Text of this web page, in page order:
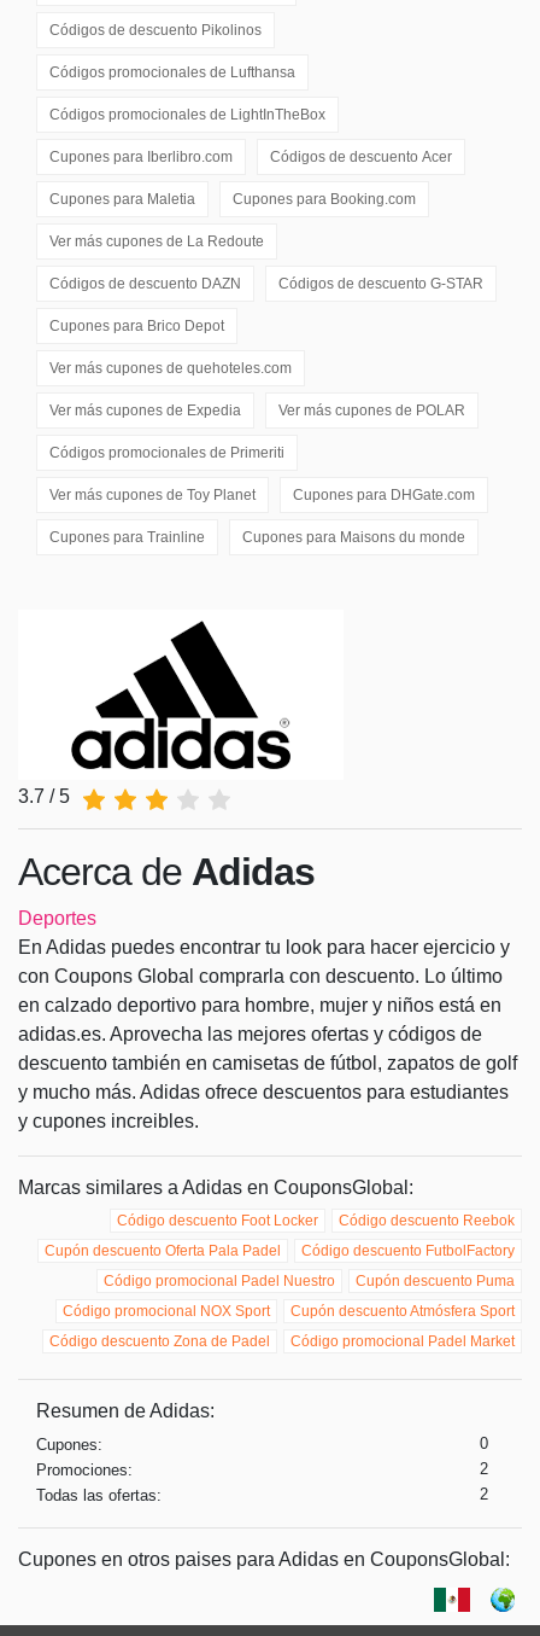
Códigos de descuento Pikolinos
Códigos promocionales de Lufthansa
Códigos promocionales de LightInTheBox
Cupones para Iberlibro.com Códigos de descuento Acer
Cupones para Maletia Cupones para Booking.com
Ver más cupones de La Redoute
Códigos de descuento DAZN Códigos de descuento G-STAR
Cupones para Brico Depot
Ver más cupones de quehoteles.com
Ver más cupones de Expedia Ver más cupones de POLAR
Códigos promocionales de Primeriti
Ver más cupones de Toy Planet Cupones para DHGate.com
Cupones para Trainline Cupones para Maisons du monde
3.7 / 5
Acerca de Adidas
Deportes
En Adidas puedes encontrar tu look para hacer ejercicio y
con Coupons Global comprarla con descuento. Lo último
en calzado deportivo para hombre, mujer y niños está en
adidas.es. Aprovecha las mejores ofertas y códigos de
descuento también en camisetas de fútbol, zapatos de golf
y mucho más. Adidas ofrece descuentos para estudiantes
y cupones increibles.
Marcas similares a Adidas en CouponsGlobal:
Código descuento Reebok
Código descuento Foot Locker
Código descuento FutbolFactory
Cupón descuento Oferta Pala Padel
Cupón descuento Puma
Código promocional Padel Nuestro
Cupón descuento Atmósfera Sport
Código promocional NOX Sport
Código promocional Padel Market
Código descuento Zona de Padel
Resumen de Adidas:
Cupones:
0
Promociones:
2
Todas las ofertas:
2
Cupones en otros paises para Adidas en CouponsGlobal: